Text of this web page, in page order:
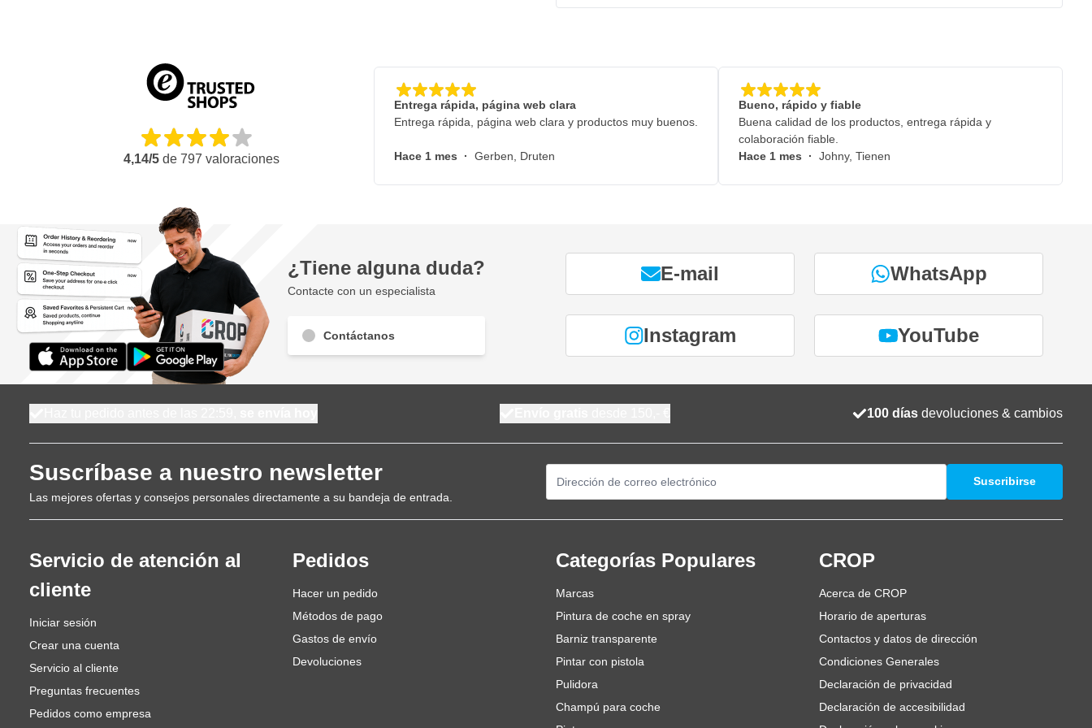
4,14/5 de 797 valoraciones
Entrega rápida, página web clara
Entrega rápida, página web clara y productos muy buenos.
Hace 1 mes · Gerben, Druten
Bueno, rápido y fiable
Buena calidad de los productos, entrega rápida y
colaboración fiable.
Hace 1 mes · Johny, Tienen
¿Tiene alguna duda?
Contacte con un especialista
Contáctanos
E-mail WhatsApp
Instagram YouTube
100 días devoluciones & cambios
Suscríbase a nuestro newsletter
Las mejores ofertas y consejos personales directamente a su bandeja de entrada.
Suscribirse
Servicio de atención al
cliente
Iniciar sesión
Crear una cuenta
Servicio al cliente
Preguntas frecuentes
Pedidos como empresa
Pedidos
Hacer un pedido
Métodos de pago
Gastos de envío
Devoluciones
Categorías Populares
Marcas
Pintura de coche en spray
Barniz transparente
Pintar con pistola
Pulidora
Champú para coche
CROP
Acerca de CROP
Horario de aperturas
Contactos y datos de dirección
Condiciones Generales
Declaración de privacidad
Declaración de accesibilidad